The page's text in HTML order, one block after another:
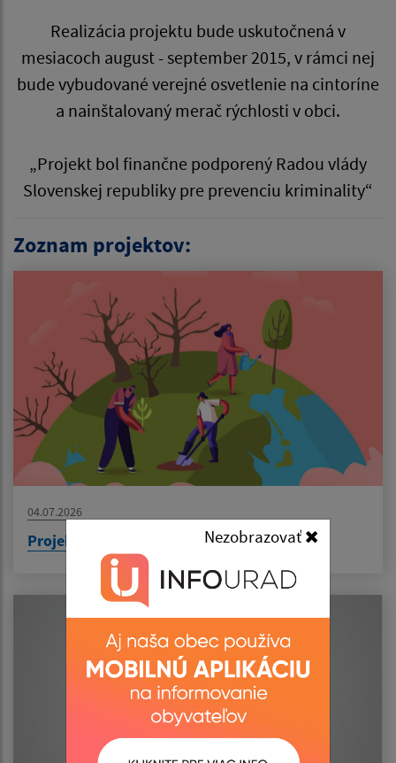
Nezobrazovať
Realizácia projektu bude uskutočnená v
mesiacoch august - september 2015, v rámci nej
bude vybudované verejné osvetlenie na cintoríne
a nainštalovaný merač rýchlosti v obci.
„Projekt bol finančne podporený Radou vlády
Slovenskej republiky pre prevenciu kriminality“
Zoznam projektov:
04.07.2026
Projekt: Výsadba zelene v obci Senné